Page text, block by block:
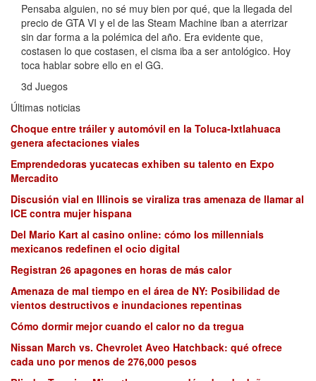
Pensaba alguien, no sé muy bien por qué, que la llegada del
precio de GTA VI y el de las Steam Machine iban a aterrizar
sin dar forma a la polémica del año. Era evidente que,
costasen lo que costasen, el cisma iba a ser antológico. Hoy
toca hablar sobre ello en el GG.
3d Juegos
Últimas noticias
Choque entre tráiler y automóvil en la Toluca-Ixtlahuaca
genera afectaciones viales
Emprendedoras yucatecas exhiben su talento en Expo
Mercadito
Discusión vial en Illinois se viraliza tras amenaza de llamar al
ICE contra mujer hispana
Del Mario Kart al casino online: cómo los millennials
mexicanos redefinen el ocio digital
Registran 26 apagones en horas de más calor
Amenaza de mal tiempo en el área de NY: Posibilidad de
vientos destructivos e inundaciones repentinas
Cómo dormir mejor cuando el calor no da tregua
Nissan March vs. Chevrolet Aveo Hatchback: qué ofrece
cada uno por menos de 276,000 pesos